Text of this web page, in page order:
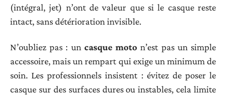
(intégral, jet) n’ont de valeur que si le casque reste
intact, sans détérioration invisible.
N’oubliez pas : un casque moto n’est pas un simple
accessoire, mais un rempart qui exige un minimum de
soin. Les professionnels insistent : évitez de poser le
casque sur des surfaces dures ou instables, cela limite